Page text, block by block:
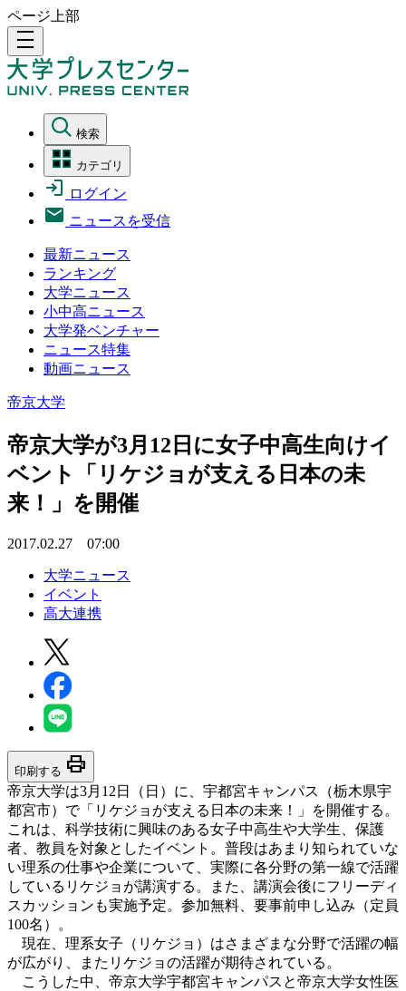
ページ上部
density_medium
検索
カテゴリ
ログイン
ニュースを受信
最新ニュース
ランキング
大学ニュース
小中高ニュース
大学発ベンチャー
ニュース特集
動画ニュース
帝京大学
帝京大学が3月12日に女子中高生向けイ
ベント「リケジョが支える日本の未
来！」を開催
2017.02.27 07:00
大学ニュース
イベント
高大連携
印刷する print
帝京大学は3月12日（日）に、宇都宮キャンパス（栃木県宇
都宮市）で「リケジョが支える日本の未来！」を開催する。
これは、科学技術に興味のある女子中高生や大学生、保護
者、教員を対象としたイベント。普段はあまり知られていな
い理系の仕事や企業について、実際に各分野の第一線で活躍
しているリケジョが講演する。また、講演会後にフリーディ
スカッションも実施予定。参加無料、要事前申し込み（定員
100名）。
現在、理系女子（リケジョ）はさまざまな分野で活躍の幅
が広がり、またリケジョの活躍が期待されている。
こうした中、帝京大学宇都宮キャンパスと帝京大学女性医